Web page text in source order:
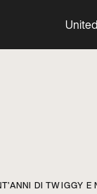
DI TWIGGY E